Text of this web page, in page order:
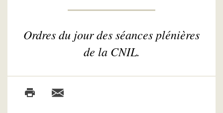
Ordres du jour des séances plénières
de la CNIL.